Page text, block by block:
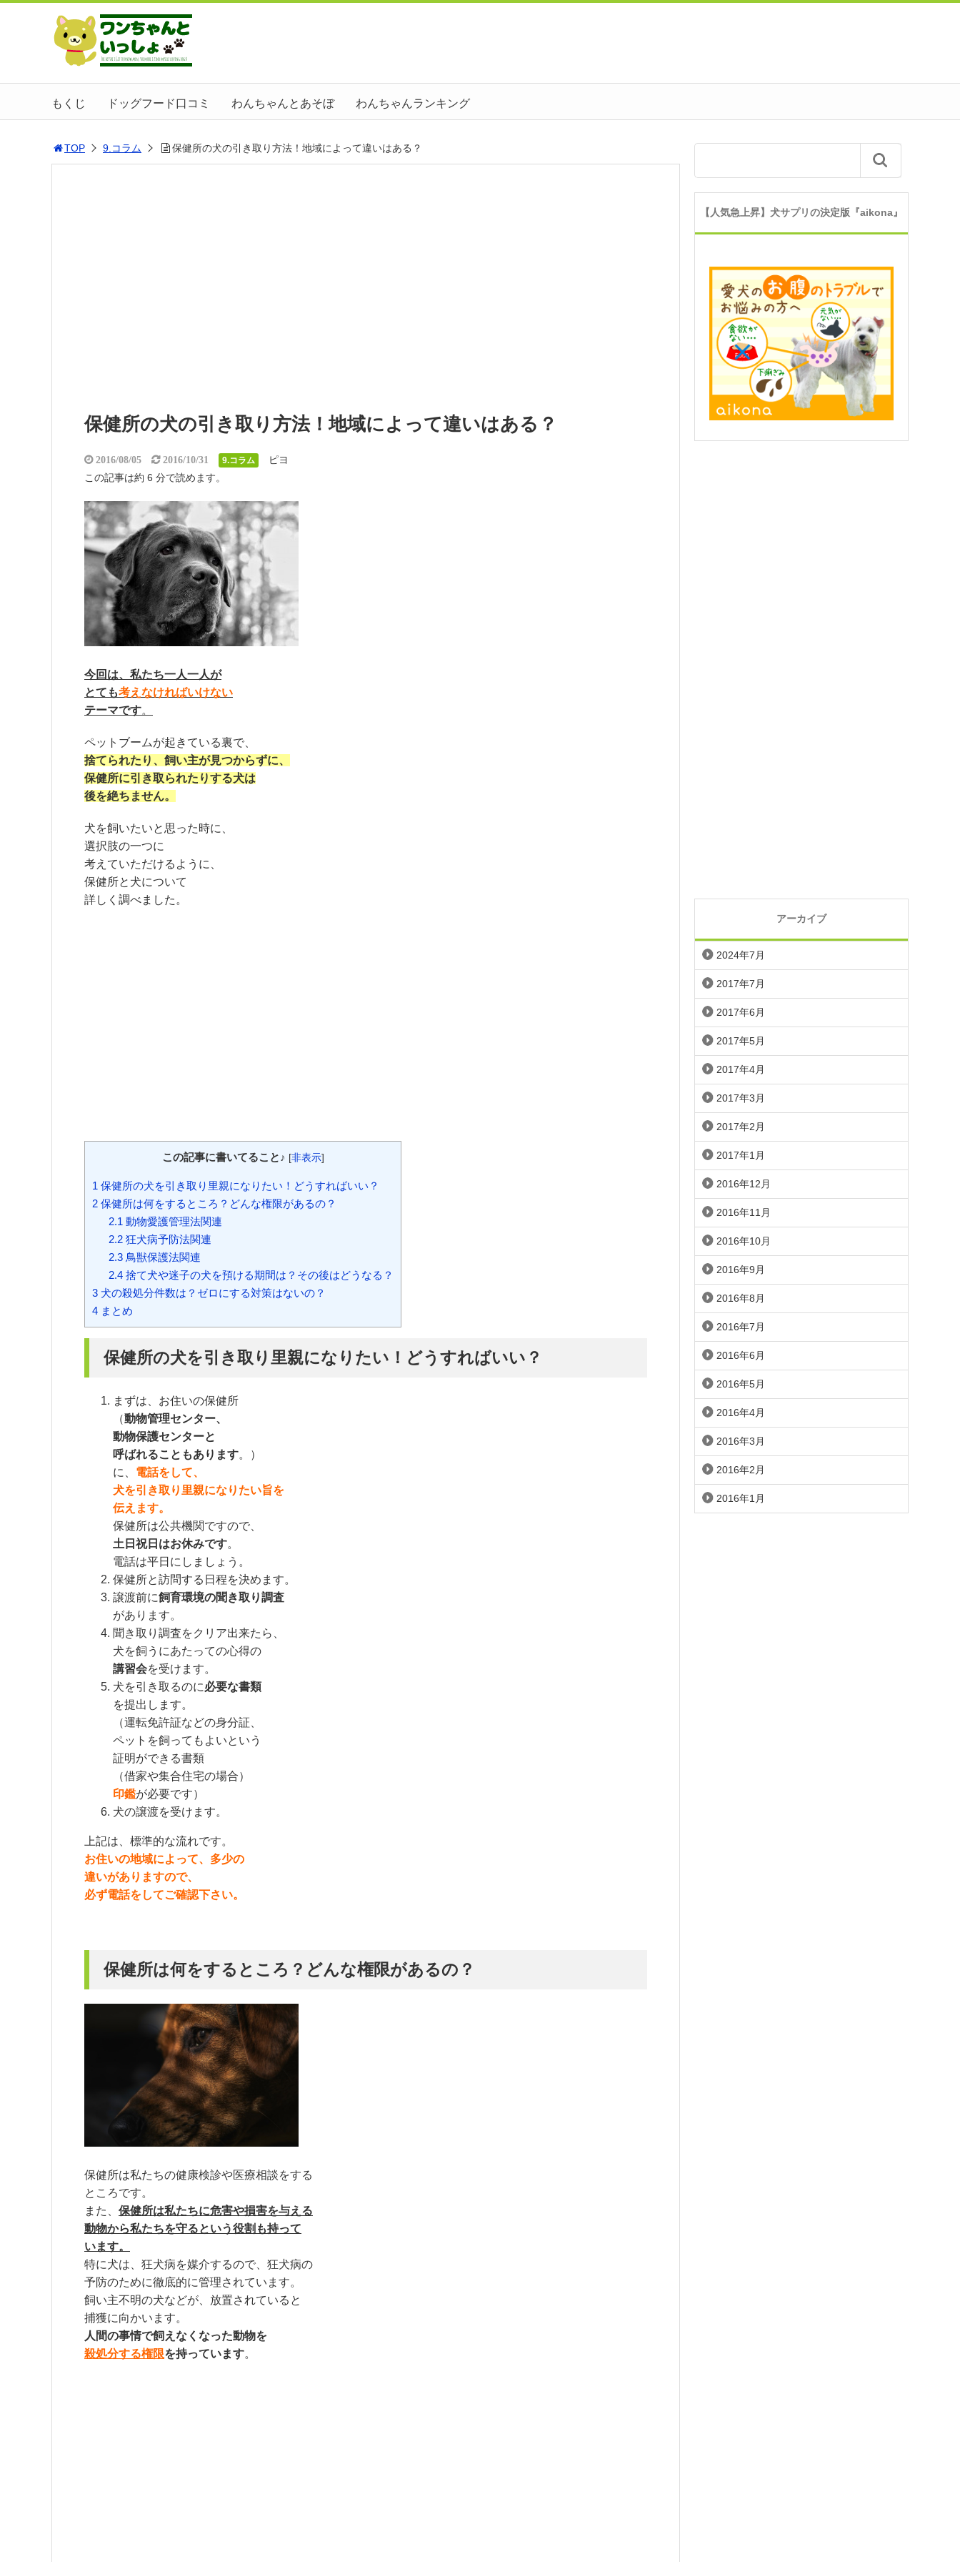
もくじ ドッグフード口コミ わんちゃんとあそぼ わんちゃんランキング
TOP 9.コラム 保健所の犬の引き取り方法！地域によって違いはある？
保健所の犬の引き取り方法！地域によって違いはある？
2016/08/05 2016/10/31 9.コラム
ピヨ
この記事は約 6 分で読めます。
今回は、私たち一人一人が
とても考えなければいけない
テーマです。
ペットブームが起きている裏で、
捨てられたり、飼い主が見つからずに、
保健所に引き取られたりする犬は
後を絶ちません。
犬を飼いたいと思った時に、
選択肢の一つに
考えていただけるように、
保健所と犬について
詳しく調べました。
この記事に書いてること♪ [非表示]
1 保健所の犬を引き取り里親になりたい！どうすればいい？
2 保健所は何をするところ？どんな権限があるの？
2.1 動物愛護管理法関連
2.2狂犬病予防法関連
2.3鳥獣保護法関連
2.4捨て犬や迷子の犬を預ける期間は？その後はどうなる？
3 犬の殺処分件数は？ゼロにする対策はないの？
4 まとめ
保健所の犬を引き取り里親になりたい！どうすればいい？
まずは、お住いの保健所
（動物管理センター、
動物保護センターと
呼ばれることもあります。）
に、 電話をして、
犬を引き取り里親になりたい旨を
伝えます。
保健所は公共機関ですので、
土日祝日はお休みです。
電話は平日にしましょう。
保健所と訪問する日程を決めます。
譲渡前に飼育環境の聞き取り調査
があります。
聞き取り調査をクリア出来たら、
犬を飼うにあたっての心得の
講習会を受けます。
犬を引き取るのに必要な書類
を提出します。
（運転免許証などの身分証、
ペットを飼ってもよいという
証明ができる書類
（借家や集合住宅の場合）
印鑑が必要です）
犬の譲渡を受けます。
上記は、標準的な流れです。
お住いの地域によって、多少の
違いがありますので、
必ず電話をしてご確認下さい。
保健所は何をするところ？どんな権限があるの？
保健所は私たちの健康検診や医療相談をする
ところです。
また、 保健所は私たちに危害や損害を与える
動物から私たちを守るという役割も持って
います。
特に犬は、狂犬病を媒介するので、狂犬病の
予防のために徹底的に管理されています。
飼い主不明の犬などが、放置されていると
捕獲に向かいます。
人間の事情で飼えなくなった動物を
殺処分する権限を持っています。
【人気急上昇】犬サプリの決定版『aikona』
アーカイブ
2024年7月
2017年7月
2017年6月
2017年5月
2017年4月
2017年3月
2017年2月
2017年1月
2016年12月
2016年11月
2016年10月
2016年9月
2016年8月
2016年7月
2016年6月
2016年5月
2016年4月
2016年3月
2016年2月
2016年1月